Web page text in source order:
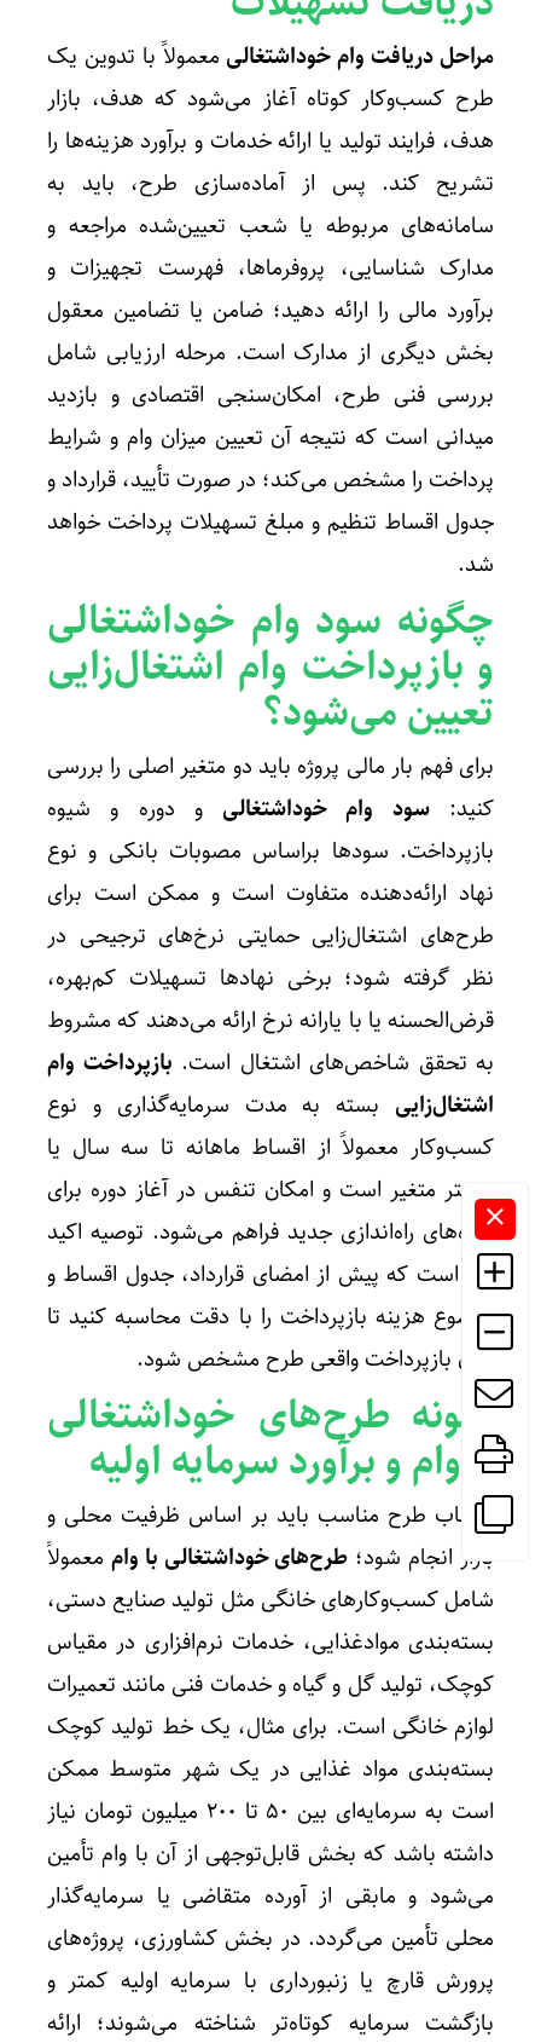
مراحل دریافت وام خوداشتغالی معمولاً با تدوین یک
طرح کسب‌وکار کوتاه آغاز می‌شود که هدف، بازار
هدف، فرایند تولید یا ارائه خدمات و برآورد هزینه‌ها را
تشریح کند. پس از آماده‌سازی طرح، باید به
سامانه‌های مربوطه یا شعب تعیین‌شده مراجعه و
مدارک شناسایی، پروفرماها، فهرست تجهیزات و
برآورد مالی را ارائه دهید؛ ضامن یا تضامین معقول
بخش دیگری از مدارک است. مرحله ارزیابی شامل
بررسی فنی طرح، امکان‌سنجی اقتصادی و بازدید
میدانی است که نتیجه آن تعیین میزان وام و شرایط
پرداخت را مشخص می‌کند؛ در صورت تأیید، قرارداد و
جدول اقساط تنظیم و مبلغ تسهیلات پرداخت خواهد
شد.
چگونه سود وام خوداشتغالی
وبازپرداخت وام اشتغال‌زایی
تعیین می‌شود؟
برای فهم بار مالی پروژه باید دو متغیر اصلی را بررسی
کنید:سود وام خوداشتغالی و دوره و شیوه
بازپرداخت. سودها براساس مصوبات بانکی و نوع
نهاد ارائه‌دهنده متفاوت است و ممکن است برای
طرح‌های اشتغال‌زایی حمایتی نرخ‌های ترجیحی در
نظر گرفته شود؛ برخی نهادها تسهیلات کم‌بهره،
قرض‌الحسنه یا با یارانه نرخ ارائه می‌دهند که مشروط
به تحقق شاخص‌های اشتغال است. بازپرداخت وام
اشتغال‌زایی بسته به مدت سرمایه‌گذاری و نوع
کسب‌وکار معمولاً از اقساط ماهانه تا سه سال یا
بیشتر متغیر است و امکان تنفس در آغاز دوره برای
دوره‌های راه‌اندازی جدید فراهم می‌شود. توصیه اکید
این است که پیش از امضای قرارداد، جدول اقساط و
مجموع هزینه بازپرداخت را با دقت محاسبه کنید تا
توان بازپرداخت واقعی طرح مشخص شود.
نمونه طرح‌های خوداشتغالی
با وامو برآورد سرمایه اولیه
انتخاب طرح مناسب باید بر اساس ظرفیت محلی و
بازار انجام شود؛ طرح‌های خوداشتغالی با وام معمولاً
شامل کسب‌وکارهای خانگی مثل تولید صنایع دستی،
بسته‌بندی موادغذایی، خدمات نرم‌افزاری در مقیاس
کوچک، تولید گل و گیاه و خدمات فنی مانند تعمیرات
لوازم خانگی است. برای مثال، یک خط تولید کوچک
بسته‌بندی مواد غذایی در یک شهر متوسط ممکن
است به سرمایه‌ای بین ۵۰ تا ۲۰۰ میلیون تومان نیاز
داشته باشد که بخش قابل‌توجهی از آن با وام تأمین
می‌شود و مابقی از آورده متقاضی یا سرمایه‌گذار
محلی تأمین می‌گردد. در بخش کشاورزی، پروژه‌های
پرورش قارچ یا زنبورداری با سرمایه اولیه کمتر و
بازگشت سرمایه کوتاه‌تر شناخته می‌شوند؛ ارائه